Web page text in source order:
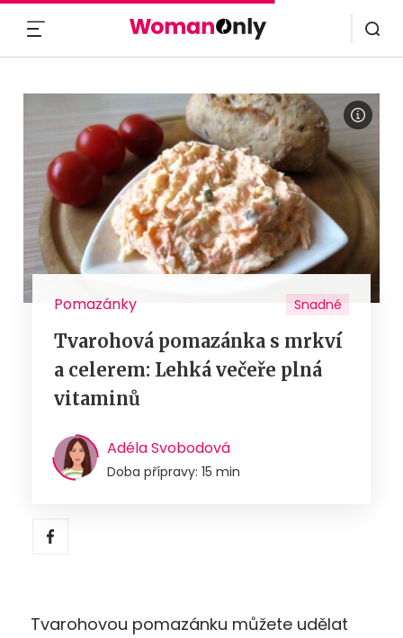
Pomazánky Snadné
Tvarohová pomazánka s mrkví
a celerem: Lehká večeře plná
vitaminů
Adéla Svobodová
Doba přípravy: 15 min
Tvarohovou pomazánku můžete udělat